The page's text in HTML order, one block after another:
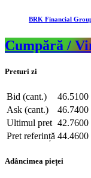
BRK Financial
Cumpără /
Preturi zi
Bid (cant.)
46.5100
Ask (cant.)
46.7400
Ultimul pret 42.7600
Pret referință 44.4600
Adâncimea pieței